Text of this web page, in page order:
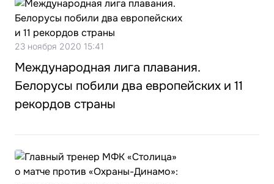
23 ноября 2020 15:41
Международная лига плавания.
Белорусы побили два европейских и 11
рекордов страны